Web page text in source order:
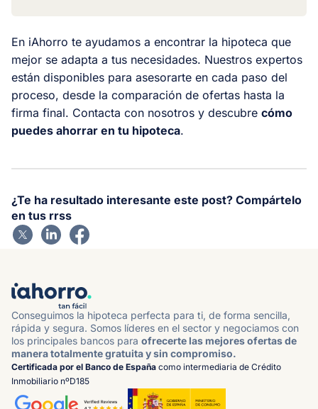
En iAhorro te ayudamos a encontrar la hipoteca que
mejor se adapta a tus necesidades. Nuestros expertos
están disponibles para asesorarte en cada paso del
proceso, desde la comparación de ofertas hasta la
firma final. Contacta con nosotros y descubre cómo
puedes ahorrar en tu hipoteca.
¿Te ha resultado interesante este post? Compártelo
en tus rrss
Conseguimos la hipoteca perfecta para ti, de forma sencilla,
rápida y segura. Somos líderes en el sector y negociamos con
los principales bancos para ofrecerte las mejores ofertas de
manera totalmente gratuita y sin compromiso.
Certificada por el Banco de España como intermediaria de Crédito
Inmobiliario nºD185